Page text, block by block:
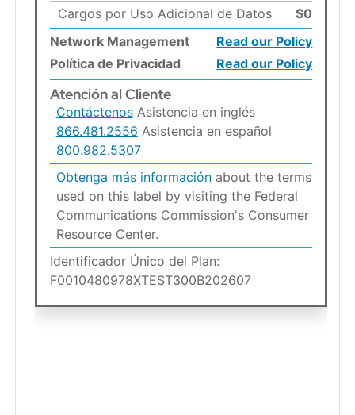
Cargos por Uso Adicional de Datos
$0
Network Management
Read our Policy
Política de Privacidad
Read our Policy
Atención al Cliente
ContáctenosAsistencia en inglés
866.481.2556 Asistencia en español
800.982.5307
Obtenga más informaciónabout the terms
used on this label by visiting the Federal
Communications Commission's Consumer
Resource Center.
Identificador Único del Plan:
F0010480978XTEST300B202607